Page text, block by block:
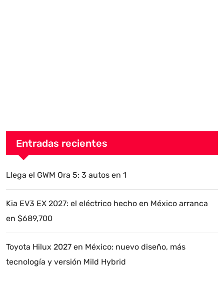
Entradas recientes
Llega el GWM Ora 5: 3 autos en 1
Kia EV3 EX 2027: el eléctrico hecho en México arranca
en $689,700
Toyota Hilux 2027 en México: nuevo diseño, más
tecnología y versión Mild Hybrid